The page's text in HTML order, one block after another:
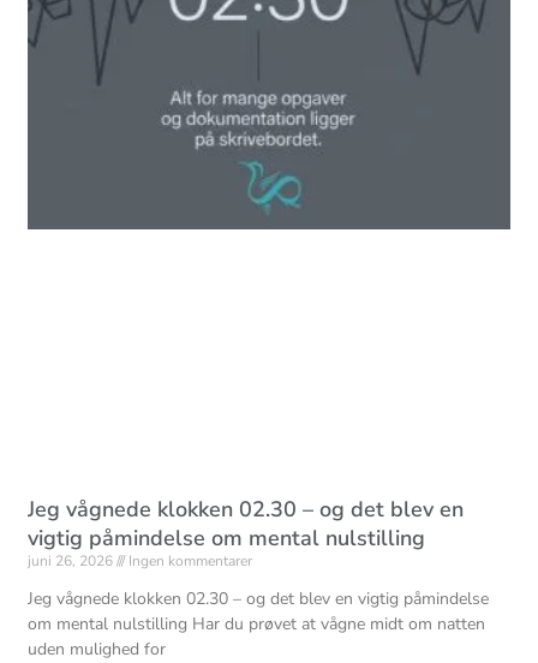
Jeg vågnede klokken 02.30 – og det blev en
vigtig påmindelse om mental nulstilling
juni 26, 2026 Ingen kommentarer
Jeg vågnede klokken 02.30 – og det blev en vigtig påmindelse
om mental nulstilling Har du prøvet at vågne midt om natten
uden mulighed for